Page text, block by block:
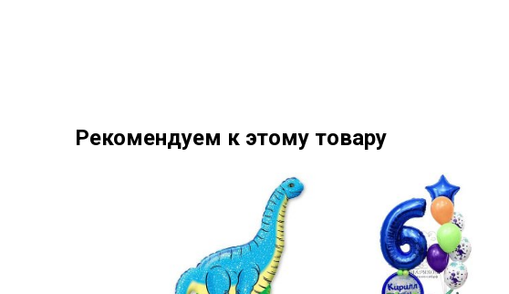
Рекомендуем к этому товару